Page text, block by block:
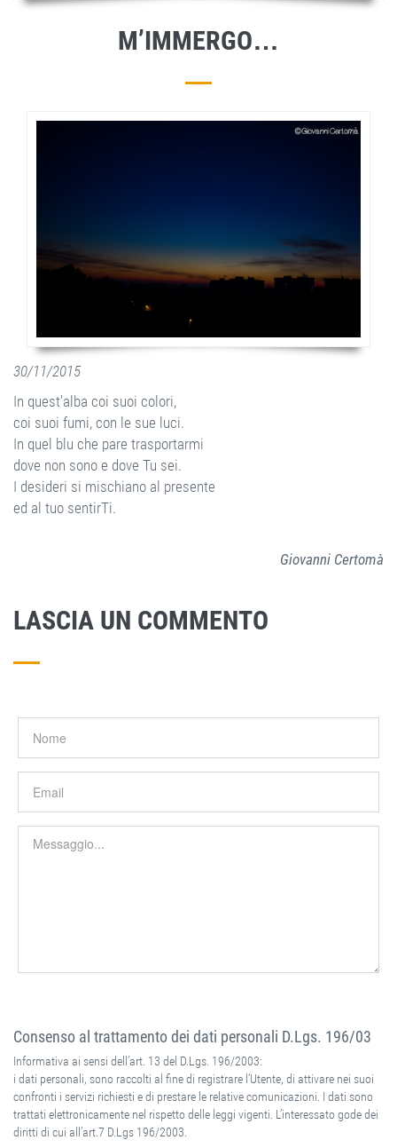
M’IMMERGO…
30/11/2015
In quest’alba coi suoi colori,
coi suoi fumi, con le sue luci.
In quel blu che pare trasportarmi
dove non sono e dove Tu sei.
I desideri si mischiano al presente
ed al tuo sentirTi.
Giovanni Certomà
LASCIA UN COMMENTO
Consenso al trattamento dei dati personali D.Lgs. 196/03
Informativa ai sensi dell’art. 13 del D.Lgs. 196/2003:
i dati personali, sono raccolti al fine di registrare l’Utente, di attivare nei suoi
confronti i servizi richiesti e di prestare le relative comunicazioni. I dati sono
trattati elettronicamente nel rispetto delle leggi vigenti. L’interessato gode dei
diritti di cui all’art.7 D.Lgs 196/2003.